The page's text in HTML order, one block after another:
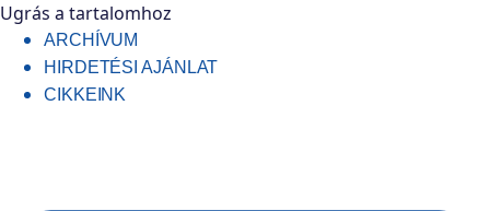
Ugrás a tartalomhoz
ARCHÍVUM
HIRDETÉSI AJÁNLAT
CIKKEINK